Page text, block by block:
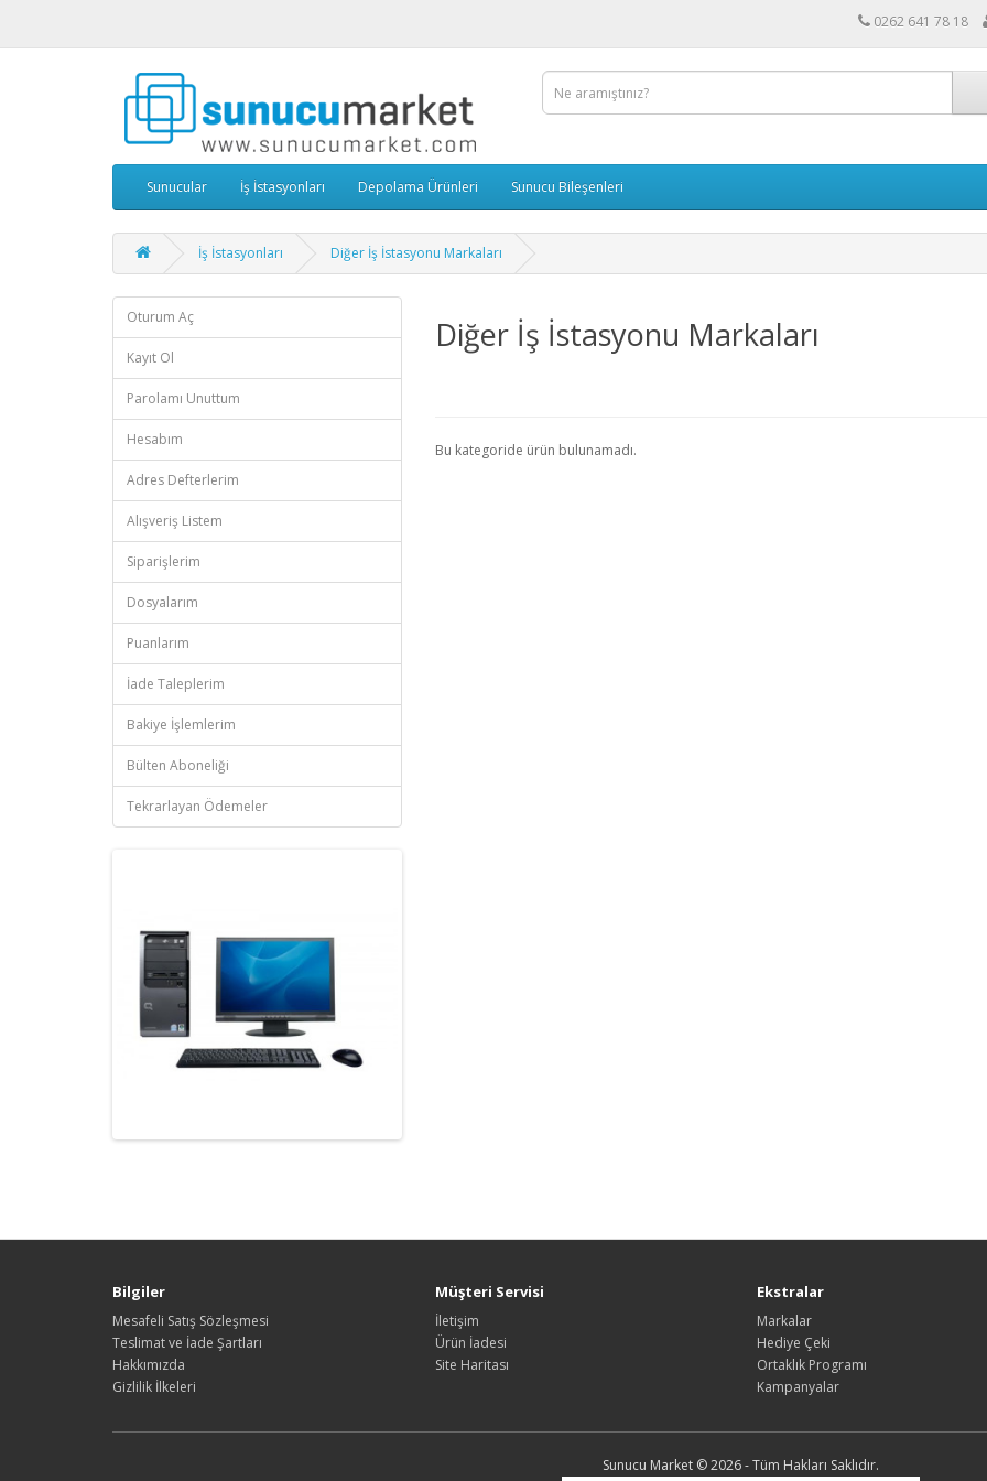
0262 641 78 18
Sunucular İş İstasyonları Depolama Ürünleri Sunucu Bileşenleri
İş İstasyonları Diğer İş İstasyonu Markaları
Oturum Aç
Kayıt Ol
Parolamı Unuttum
Hesabım
Adres Defterlerim
Alışveriş Listem
Siparişlerim
Dosyalarım
Puanlarım
İade Taleplerim
Bakiye İşlemlerim
Bülten Aboneliği
Tekrarlayan Ödemeler
Diğer İş İstasyonu Markaları
Bu kategoride ürün bulunamadı.
Bilgiler
Mesafeli Satış Sözleşmesi
Teslimat ve İade Şartları
Hakkımızda
Gizlilik İlkeleri
Müşteri Servisi
İletişim
Ürün İadesi
Site Haritası
Ekstralar
Markalar
Hediye Çeki
Ortaklık Programı
Kampanyalar
Sunucu Market © 2026 - Tüm Hakları Saklıdır.